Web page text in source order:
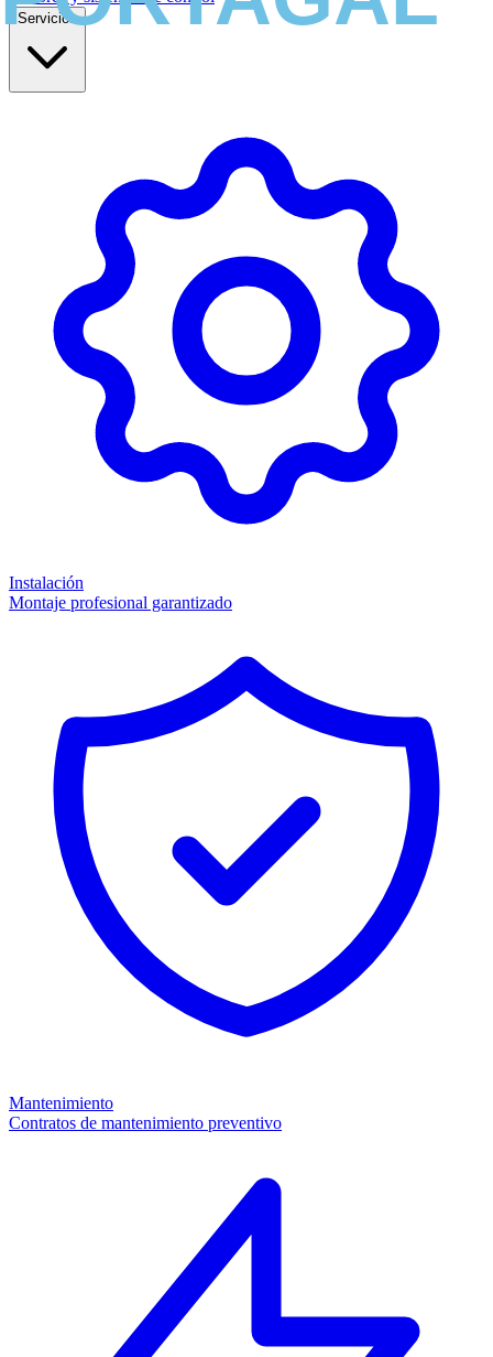
Servicios
Instalación
Montaje profesional garantizado
Mantenimiento
Contratos de mantenimiento preventivo